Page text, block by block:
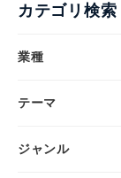
カテゴリ検索
業種
テーマ
ジャンル